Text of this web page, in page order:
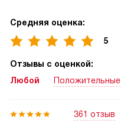
Средняя оценка:
5
Отзывы с оценкой:
Любой
Положительные
361 отзыв